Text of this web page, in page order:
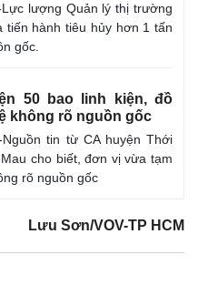
E-Magazine
Infographic
Lực lượng Quản lý thị trường
tiến hành tiêu hủy hơn 1 tấn
gốc.
50 bao linh kiện, đồ
không rõ nguồn gốc
Nguồn tin từ CA huyện Thới
cho biết, đơn vị vừa tạm
rõ nguồn gốc
Lưu Sơn/VOV-TP HCM